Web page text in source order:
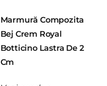
Marmură Compozita
Bej Crem Royal
Botticino Lastra De 2
Cm